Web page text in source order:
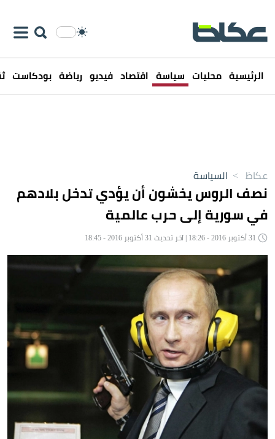
الرئيسية محليات سياسة اقتصاد فيديو رياضة بودكاست
عكاظ > السياسة
نصف الروس يخشون أن يؤدي تدخل بلادهم
في سورية إلى حرب عالمية